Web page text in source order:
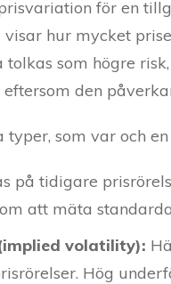
för en
visar hur mycket
tolkas som högre
den
som var och
på tidigare
att mäta
volatility):
Hög